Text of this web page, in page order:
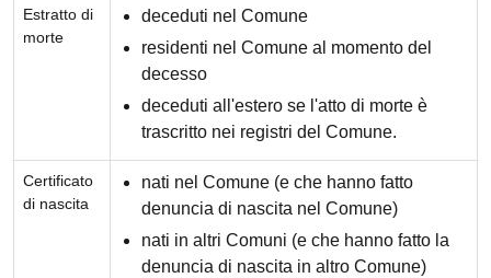
Estratto di
morte
deceduti nel Comune
residenti nel Comune al momento del
decesso
deceduti all'estero se l'atto di morte è
trascritto nei registri del Comune.
Certificato
di nascita
nati nel Comune (e che hanno fatto
denuncia di nascita nel Comune)
nati in altri Comuni (e che hanno fatto la
denuncia di nascita in altro Comune)